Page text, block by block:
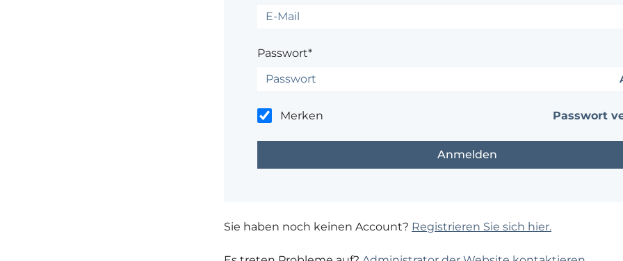
Passwort*
Merken Passwort
Sie haben noch keinen Account? Registrieren Sie sich hier.